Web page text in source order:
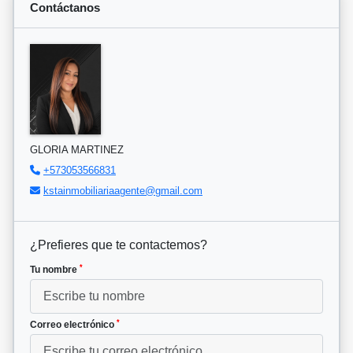
Contáctanos
GLORIA MARTINEZ
+573053566831
kstainmobiliariaagente@gmail.com
¿Prefieres que te contactemos?
Tu nombre *
Correo electrónico *